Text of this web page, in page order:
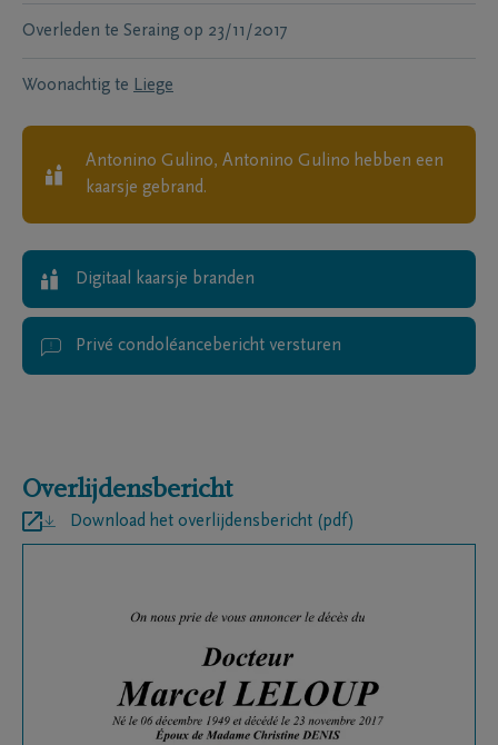
Overleden te Seraing op 23/11/2017
Woonachtig te Liege
Antonino Gulino, Antonino Gulino hebben een
kaarsje gebrand.
Digitaal kaarsje branden
Privé condoléancebericht versturen
Overlijdensbericht
Download het overlijdensbericht (pdf)